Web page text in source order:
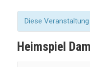
Diese
Heimspiel